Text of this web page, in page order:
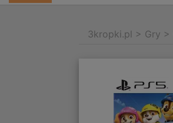
3kropki.pl > Gry >